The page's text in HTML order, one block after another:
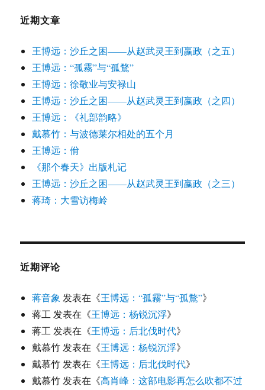
近期文章
王博远：沙丘之困——从赵武灵王到嬴政（之五）
王博远：“孤霧”与“孤鶩”
王博远：徐敬业与安禄山
王博远：沙丘之困——从赵武灵王到嬴政（之四）
王博远：《礼部韵略》
戴慕竹：与波德莱尔相处的五个月
王博远：佾
《那个春天》出版札记
王博远：沙丘之困——从赵武灵王到嬴政（之三）
蒋琦：大雪访梅岭
近期评论
蒋音象 发表在《王博远：“孤霧”与“孤鶩”》
蒋工 发表在《王博远：杨锐沉浮》
蒋工 发表在《王博远：后北伐时代》
戴慕竹 发表在《王博远：杨锐沉浮》
戴慕竹 发表在《王博远：后北伐时代》
戴慕竹 发表在《高肖峰：这部电影再怎么吹都不过